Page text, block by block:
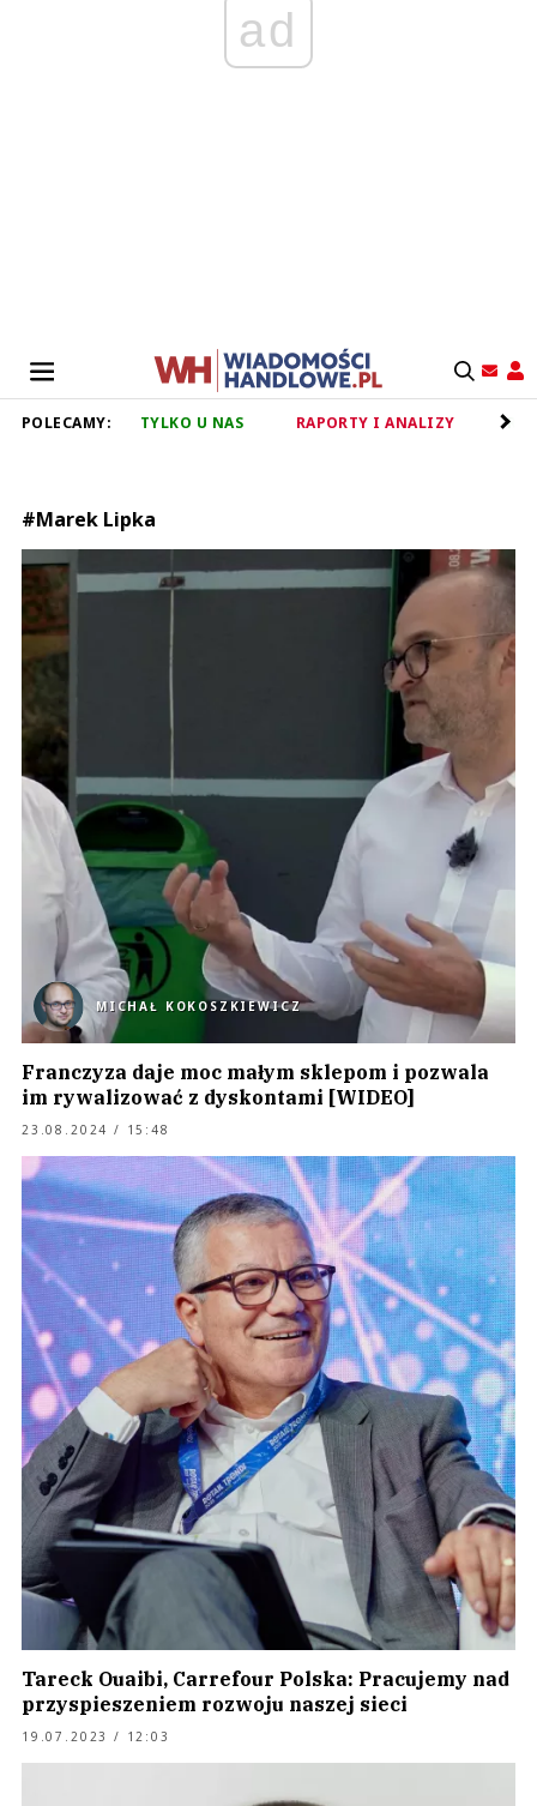
ad
POLECAMY: TYLKO U NAS RAPORTY I ANALIZY
#Marek Lipka
MICHAŁ KOKOSZKIEWICZ
Franczyza daje moc małym sklepom i pozwala
im rywalizować z dyskontami [WIDEO]
23.08.2024 / 15:48
Tareck Ouaibi, Carrefour Polska: Pracujemy nad
przyspieszeniem rozwoju naszej sieci
19.07.2023 / 12:03